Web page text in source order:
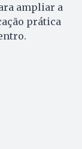
ampliar a
prática